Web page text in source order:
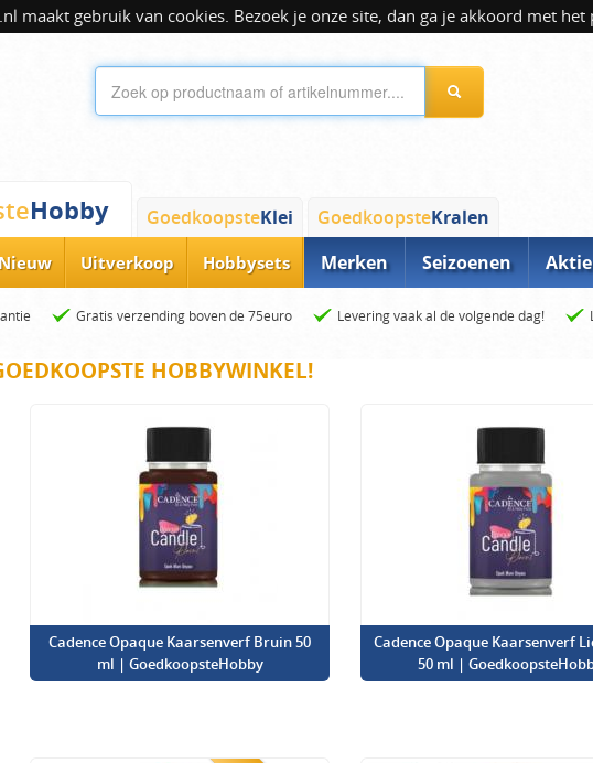
maakt gebruik van cookies. Bezoek je onze site, dan ga je akkoord met het
Hobby GoedkoopsteKlei GoedkoopsteKralen
Uitverkoop Hobbysets Merken Seizoenen Aktie
Gratis verzending boven de 75euro Levering vaak al de volgende dag!
HOBBYWINKEL!
Cadence Opaque Kaarsenverf Bruin 50
ml | GoedkoopsteHobby
Cadence Opaque Kaarsenverf
50 ml |